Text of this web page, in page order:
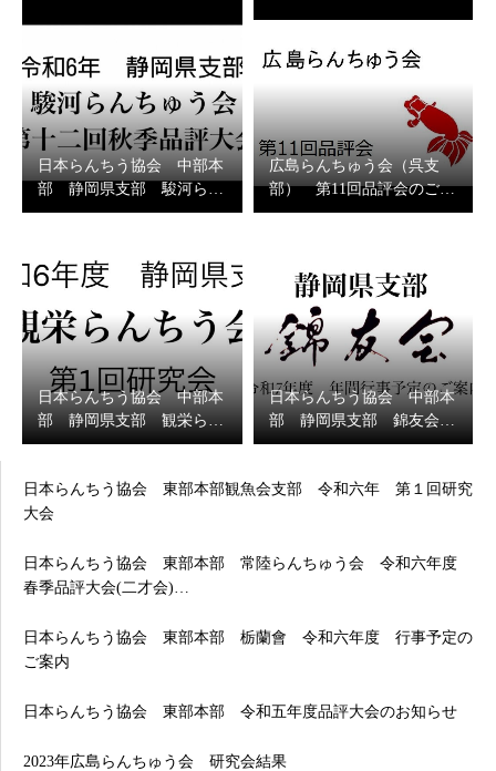
日本らんちう協会 中部本
部 静岡県支部 駿河ら…
広島らんちゅう会（呉支
部） 第11回品評会のご…
日本らんちう協会 中部本
部 静岡県支部 観栄ら…
日本らんちう協会 中部本
部 静岡県支部 錦友会…
日本らんちう協会 東部本部観魚会支部 令和六年 第１回研究
大会
日本らんちう協会 東部本部 常陸らんちゅう会 令和六年度
春季品評大会(二才会)…
日本らんちう協会 東部本部 栃蘭會 令和六年度 行事予定の
ご案内
日本らんちう協会 東部本部 令和五年度品評大会のお知らせ
2023年広島らんちゅう会 研究会結果